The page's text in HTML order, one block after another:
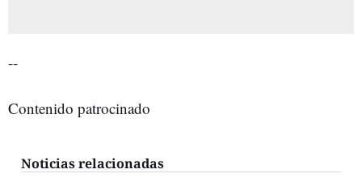
--
Contenido patrocinado
Noticias relacionadas